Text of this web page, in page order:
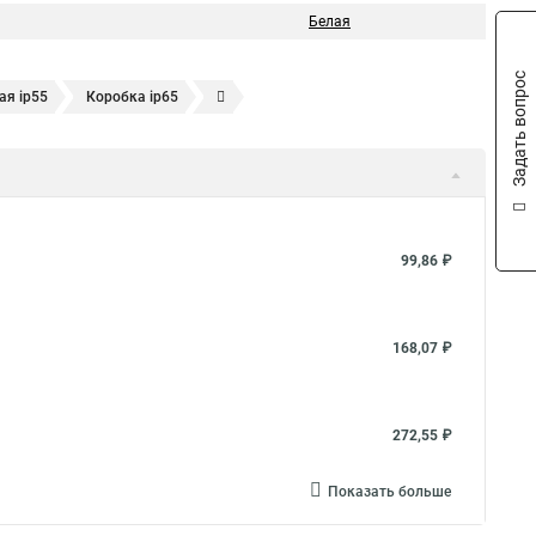
Белая
ip55 Коробка ip65
Клеммная распределительная коробка
99,86 ₽
168,07 ₽
272,55 ₽
Показать больше
Задать вопрос